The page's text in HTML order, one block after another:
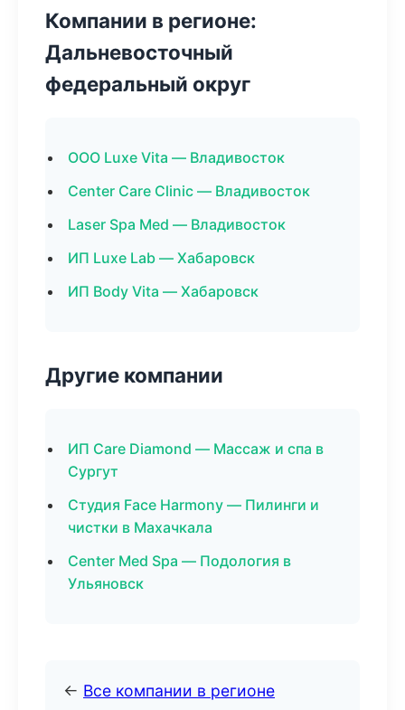
Компании в регионе:
Дальневосточный
федеральный округ
ООО Luxe Vita — Владивосток
Center Care Clinic — Владивосток
Laser Spa Med — Владивосток
ИП Luxe Lab — Хабаровск
ИП Body Vita — Хабаровск
Другие компании
ИП Care Diamond — Массаж и спа в
Сургут
Студия Face Harmony — Пилинги и
чистки в Махачкала
Center Med Spa — Подология в
Ульяновск
← Все компании в регионе